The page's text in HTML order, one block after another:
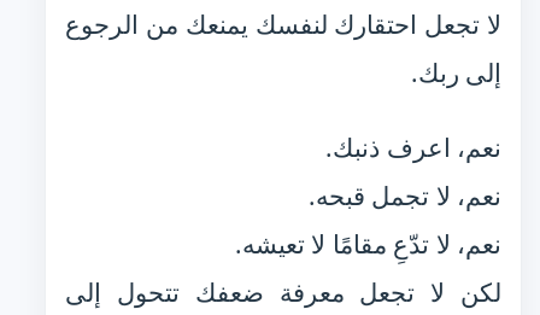
لا تجعل احتقارك لنفسك يمنعك من الرجوع
إلى ربك.
نعم، اعرف ذنبك.
نعم، لا تجمل قبحه.
نعم، لا تدّعِ مقامًا لا تعيشه.
لكن لا تجعل معرفة ضعفك تتحول إلى